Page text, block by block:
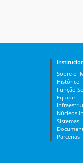
Sobre o
Histórico
Função
Equipe
Núcleos
Sistemas
Parcerias